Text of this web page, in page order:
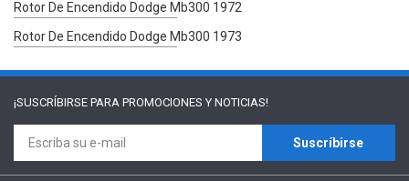
Rotor De Encendido Dodge Mb300 1972
Rotor De Encendido Dodge Mb300 1973
¡SUSCRÍBIRSE PARA PROMOCIONES Y NOTICIAS!
Suscríbirse